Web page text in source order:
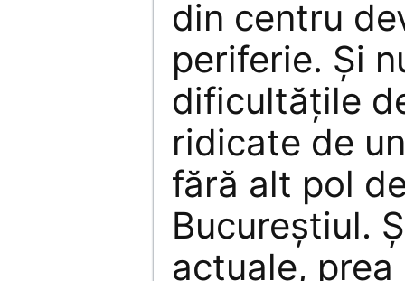
din centru
periferie. Şi
dificultăţile
ridicate de
fără alt pol
Bucureştiul.
actuale,